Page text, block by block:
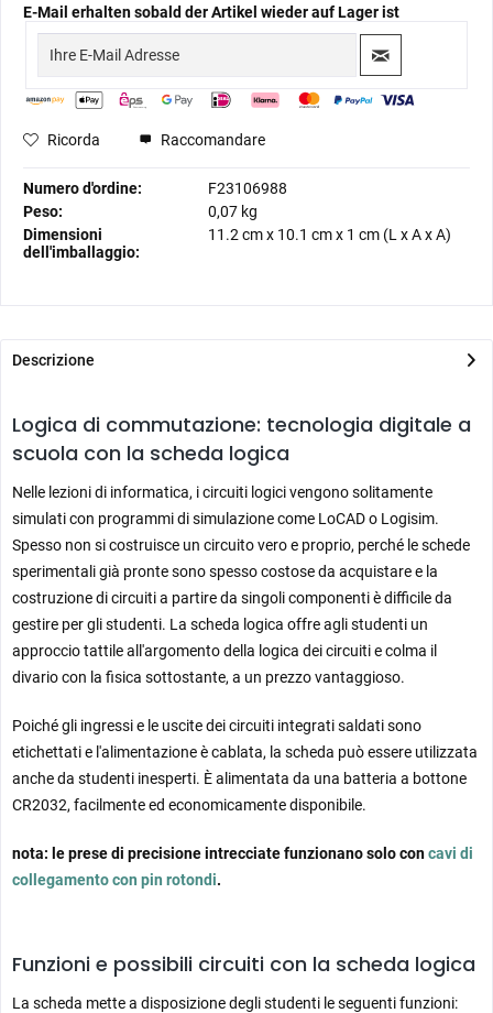
E-Mail erhalten sobald der Artikel wieder auf Lager ist
Ricorda Raccomandare
Numero d'ordine:
F23106988
Peso:
0,07 kg
Dimensioni
dell'imballaggio:
11.2 cmx 10.1 cmx 1 cm (L x A x A)
Descrizione
Logica di commutazione: tecnologia digitale a
scuola con la scheda logica
Nelle lezioni di informatica, i circuiti logici vengono solitamente
simulati con programmi di simulazione come LoCAD o Logisim.
Spesso non si costruisce un circuito vero e proprio, perché le schede
sperimentali già pronte sono spesso costose da acquistare e la
costruzione di circuiti a partire da singoli componenti è difficile da
gestire per gli studenti. La scheda logica offre agli studenti un
approccio tattile all'argomento della logica dei circuiti e colma il
divario con la fisica sottostante, a un prezzo vantaggioso.
Poiché gli ingressi e le uscite dei circuiti integrati saldati sono
etichettati e l'alimentazione è cablata, la scheda può essere utilizzata
anche da studenti inesperti. È alimentata da una batteria a bottone
CR2032, facilmente ed economicamente disponibile.
nota: le prese di precisione intrecciate funzionano solo concavi di
collegamento con pin rotondi.
Funzioni e possibili circuiti con la scheda logica
La scheda mette a disposizione degli studenti le seguenti funzioni: